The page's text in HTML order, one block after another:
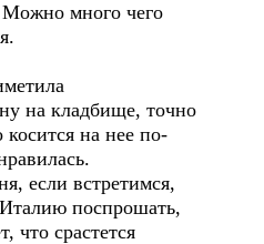
много чего
на кладбище, точно
на нее по-
если встретимся,
поспрошать,
что срастется